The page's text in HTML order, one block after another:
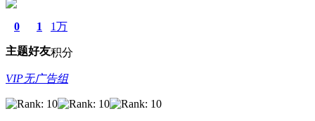
0
主题
1
好友
1万
积分
VIP无广告组